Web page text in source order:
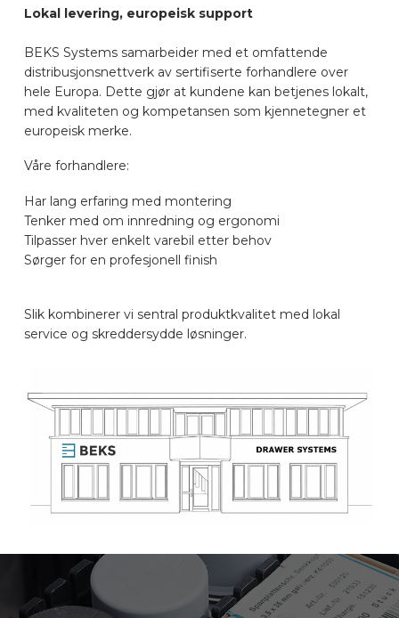
Lokal levering, europeisk support
BEKS Systems samarbeider med et omfattende
distribusjonsnettverk av sertifiserte forhandlere over
hele Europa. Dette gjør at kundene kan betjenes lokalt,
med kvaliteten og kompetansen som kjennetegner et
europeisk merke.
Våre forhandlere:
Har lang erfaring med montering
Tenker med om innredning og ergonomi
Tilpasser hver enkelt varebil etter behov
Sørger for en profesjonell finish
Slik kombinerer vi sentral produktkvalitet med lokal
service og skreddersydde løsninger.